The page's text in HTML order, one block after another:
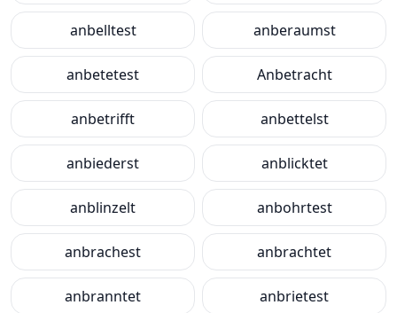
anbelltest anberaumst
anbetetest Anbetracht
anbetrifft anbettelst
anbiederst anblicktet
anblinzelt anbohrtest
anbrachest anbrachtet
anbranntet anbrietest